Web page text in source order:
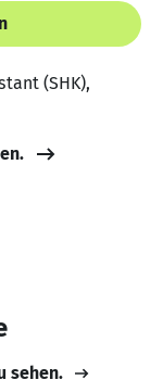
(SHK),
sehen.